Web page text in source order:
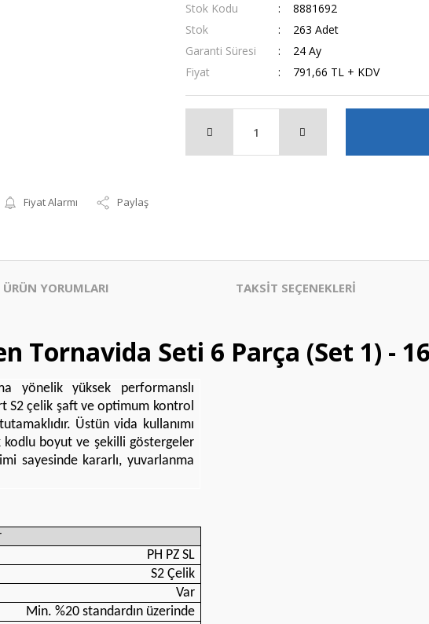
Fiyat Alarmı Paylaş
Stok Kodu
8881692
Stok
263 Adet
Garanti Süresi
24 Ay
Fiyat
791,66 TL + KDV
ÜRÜN YORUMLARI TAKSİT SEÇENEKLERİ
Tornavida Seti 6 Parça (Set 1) -
yönelik yüksek performanslı
S2 çelik şaft ve optimum kontrol
Üstün vida kullanımı
boyut ve şekilli göstergeler
sayesinde kararlı, yuvarlanma
PH PZ SL
S2 Çelik
Var
Min. %20 standardın üzerinde